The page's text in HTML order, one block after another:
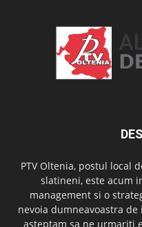
PTV Oltenia, postul local
slatineni, este acum
management si o
nevoia dumneavoastra
asteptam sa ne urmariti